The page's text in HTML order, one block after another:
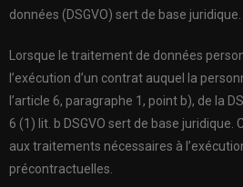
données (DSGVO) sert de base juridique.
Lorsque le traitement de données
l’exécution d’un contrat auquel la
l’article 6, paragraphe 1, point b), de la
6 (1) lit. b DSGVO sert de base juridique.
aux traitements nécessaires à
précontractuelles.